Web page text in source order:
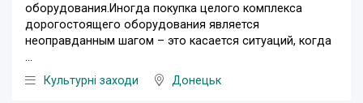
оборудования.Иногда покупка целого комплекса
дорогостоящего оборудования является
неоправданным шагом – это касается ситуаций, когда
...
Культурні заходи
Донецьк